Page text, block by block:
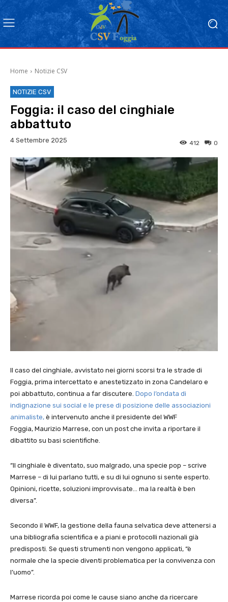
Home Notizie CSV
NOTIZIE CSV
Foggia: il caso del cinghiale
abbattuto
4 Settembre 2025 0
412
Il caso del cinghiale, avvistato nei giorni scorsi tra le strade di
Foggia, prima intercettato e anestetizzato in zona Candelaro e
poi abbattuto, continua a far discutere. Dopo l’ondata di
indignazione sui social e le prese di posizione delle associazioni
animaliste, è intervenuto anche il presidente del WWF
Foggia, Maurizio Marrese, con un post che invita a riportare il
dibattito su basi scientifiche.
“Il cinghiale è diventato, suo malgrado, una specie pop – scrive
Marrese – di lui parlano tutti, e su di lui ognuno si sente esperto.
Opinioni, ricette, soluzioni improvvisate… ma la realtà è ben
diversa”.
Secondo il WWF, la gestione della fauna selvatica deve attenersi a
una bibliografia scientifica e a piani e protocolli nazionali già
predisposti. Se questi strumenti non vengono applicati, “è
normale che la specie diventi problematica per la convivenza con
l’uomo”.
Marrese ricorda poi come le cause siano anche da ricercare